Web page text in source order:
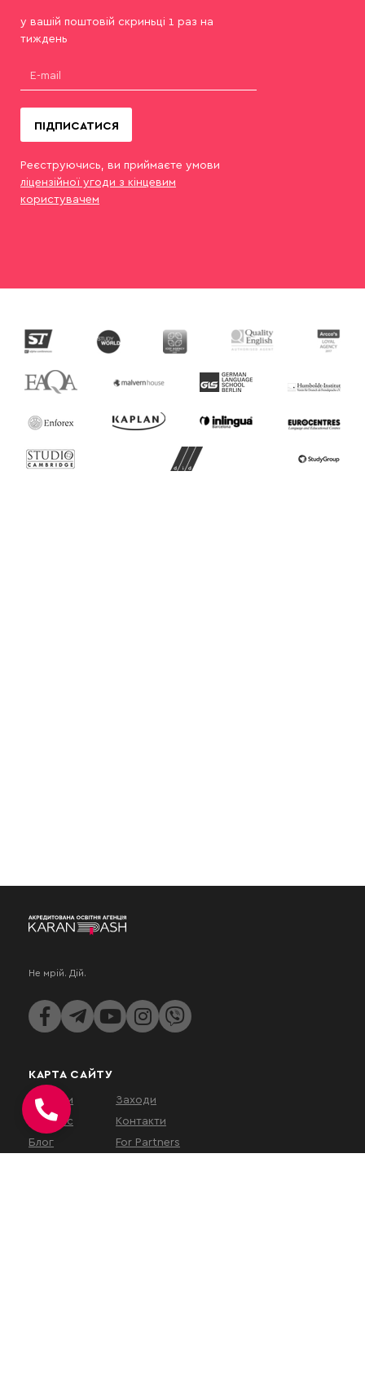
у вашій поштовій скриньці 1 раз на
тиждень
ПІДПИСАТИСЯ
Реєструючись, ви приймаєте умови
ліцензійної угоди з кінцевим
користувачем
Не мрій. Дій.
КАРТА САЙТУ
Послуги
Про нас
Блог
Заходи
Контакти
For Partners